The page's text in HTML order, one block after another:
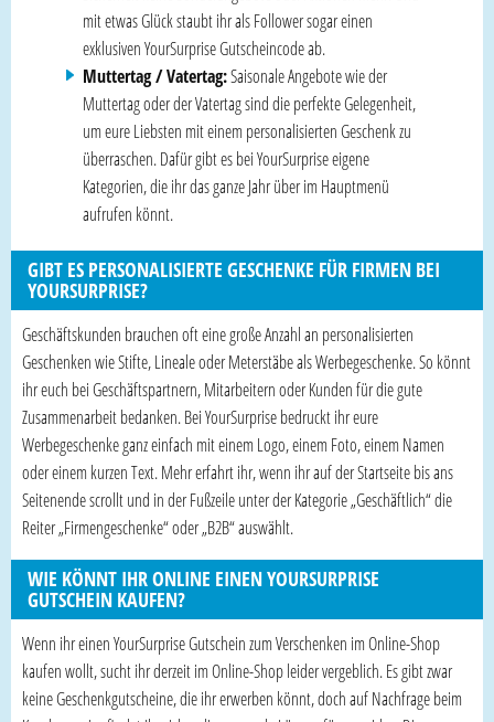
mit etwas Glück staubt ihr als Follower sogar einen
exklusiven YourSurprise Gutscheincode ab.
Muttertag / Vatertag:Saisonale Angebote wie der
Muttertag oder der Vatertag sind die perfekte Gelegenheit,
um eure Liebsten mit einem personalisierten Geschenk zu
überraschen. Dafür gibt es bei YourSurprise eigene
Kategorien, die ihr das ganze Jahr über im Hauptmenü
aufrufen könnt.
GIBT ES PERSONALISIERTE GESCHENKE FÜR FIRMEN BEI
YOURSURPRISE?
Geschäftskunden brauchen oft eine große Anzahl an personalisierten
Geschenken wie Stifte, Lineale oder Meterstäbe als Werbegeschenke. So könnt
ihr euch bei Geschäftspartnern, Mitarbeitern oder Kunden für die gute
Zusammenarbeit bedanken. Bei YourSurprise bedruckt ihr eure
Werbegeschenke ganz einfach mit einem Logo, einem Foto, einem Namen
oder einem kurzen Text. Mehr erfahrt ihr, wenn ihr auf der Startseite bis ans
Seitenende scrollt und in der Fußzeile unter der Kategorie „Geschäftlich“ die
Reiter „Firmengeschenke“ oder „B2B“ auswählt.
WIE KÖNNT IHR ONLINE EINEN YOURSURPRISE
GUTSCHEIN KAUFEN?
Wenn ihr einen YourSurprise Gutschein zum Verschenken im Online-Shop
kaufen wollt, sucht ihr derzeit im Online-Shop leider vergeblich. Es gibt zwar
keine Geschenkgutscheine, die ihr erwerben könnt, doch auf Nachfrage beim